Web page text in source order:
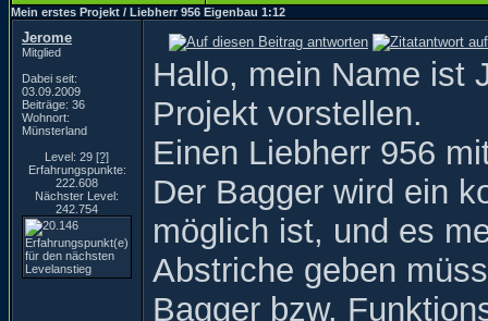
Mein erstes Projekt / Liebherr 956 Eigenbau 1:12
Jerome
Mitglied
Dabei seit:
03.09.2009
Beiträge: 36
Wohnort:
Münsterland
Level: 29 [?]
Erfahrungspunkte:
222.608
Nächster Level:
242.754
Hallo, mein Name ist
Projekt vorstellen.
Einen Liebherr 956
Der Bagger wird ein
möglich ist, und es
Abstriche geben
Bagger bzw.